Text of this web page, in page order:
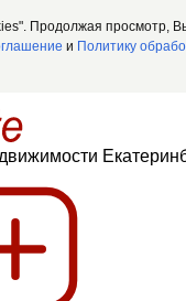
Продолжая просмотр,
и Политику